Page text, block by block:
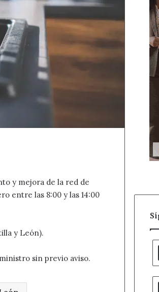
y mejora de la red de
entre las 8:00 y las 14:00
y León).
sin previo aviso.